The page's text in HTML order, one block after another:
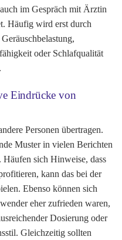
im Gespräch mit Ärztin
Häufig wird erst durch
oder Schlafqualität
Eindrücke von
Personen übertragen.
Muster in vielen Berichten
sich Hinweise, dass
kann das bei der
Ebenso können sich
eher zufrieden waren,
Dosierung oder
Gleichzeitig sollten